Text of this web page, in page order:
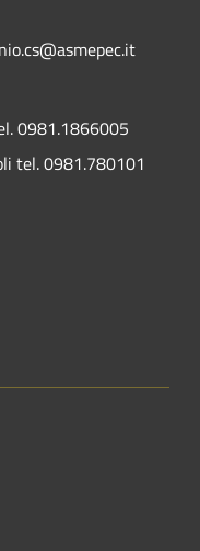
0981.1866005
tel. 0981.780101